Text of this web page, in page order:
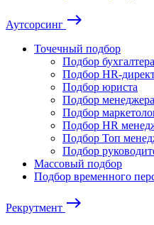
Аутсорсинг east
Точечный подбор
Подбор бухгалтера
Подбор HR-
Подбор юриста
Подбор
Подбор
Подбор HR
Подбор Топ
Подбор
Массовый подбор
Подбор временного
Рекрутмент east